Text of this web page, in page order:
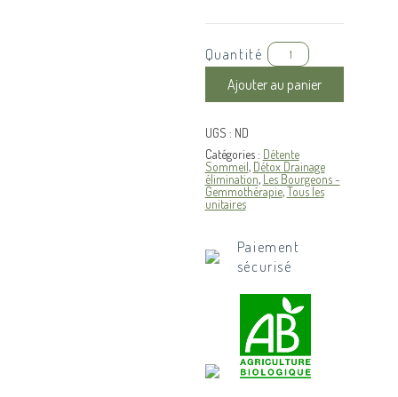
Quantité
Ajouter au panier
UGS : ND
Catégories : Détente
Sommeil, Détox Drainage
élimination, Les Bourgeons -
Gemmothérapie,Tous les
unitaires
Paiement
sécurisé